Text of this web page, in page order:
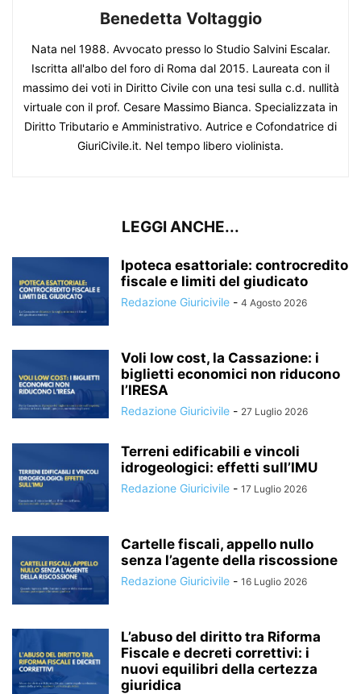
Benedetta Voltaggio
Nata nel 1988. Avvocato presso lo Studio Salvini Escalar.
Iscritta all'albo del foro di Roma dal 2015. Laureata con il
massimo dei voti in Diritto Civile con una tesi sulla c.d. nullità
virtuale con il prof. Cesare Massimo Bianca. Specializzata in
Diritto Tributario e Amministrativo. Autrice e Cofondatrice di
GiuriCivile.it. Nel tempo libero violinista.
LEGGI ANCHE...
Ipoteca esattoriale: controcredito
fiscale e limiti del giudicato
Redazione Giuricivile - 4 Agosto 2026
Voli low cost, la Cassazione: i
biglietti economici non riducono
l’IRESA
Redazione Giuricivile - 27 Luglio 2026
Terreni edificabili e vincoli
idrogeologici: effetti sull’IMU
Redazione Giuricivile - 17 Luglio 2026
Cartelle fiscali, appello nullo
senza l’agente della riscossione
Redazione Giuricivile - 16 Luglio 2026
L’abuso del diritto tra Riforma
Fiscale e decreti correttivi: i
nuovi equilibri della certezza
giuridica